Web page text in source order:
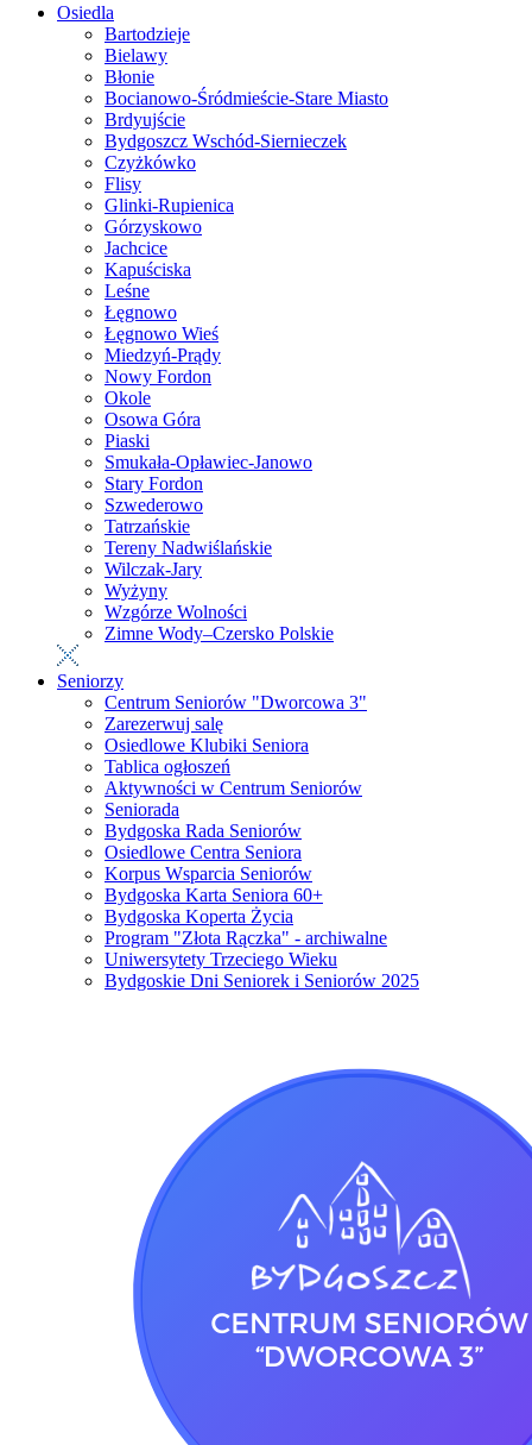
Osiedla
Bartodzieje
Bielawy
Błonie
Bocianowo-Śródmieście-Stare Miasto
Brdyujście
Bydgoszcz Wschód-Siernieczek
Czyżkówko
Flisy
Glinki-Rupienica
Górzyskowo
Jachcice
Kapuściska
Leśne
Łęgnowo
Łęgnowo Wieś
Miedzyń-Prądy
Nowy Fordon
Okole
Osowa Góra
Piaski
Smukała-Opławiec-Janowo
Stary Fordon
Szwederowo
Tatrzańskie
Tereny Nadwiślańskie
Wilczak-Jary
Wyżyny
Wzgórze Wolności
Zimne Wody–Czersko Polskie
Seniorzy
Centrum Seniorów "Dworcowa 3"
Zarezerwuj salę
Osiedlowe Klubiki Seniora
Tablica ogłoszeń
Aktywności w Centrum Seniorów
Seniorada
Bydgoska Rada Seniorów
Osiedlowe Centra Seniora
Korpus Wsparcia Seniorów
Bydgoska Karta Seniora 60+
Bydgoska Koperta Życia
Program "Złota Rączka" - archiwalne
Uniwersytety Trzeciego Wieku
Bydgoskie Dni Seniorek i Seniorów 2025